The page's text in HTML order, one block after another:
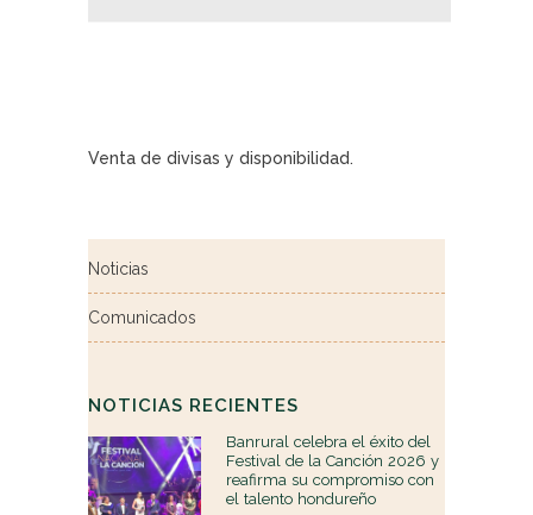
Venta de divisas y disponibilidad.
Noticias
Comunicados
NOTICIAS RECIENTES
Banrural celebra el éxito del
Festival de la Canción 2026 y
reafirma su compromiso con
el talento hondureño